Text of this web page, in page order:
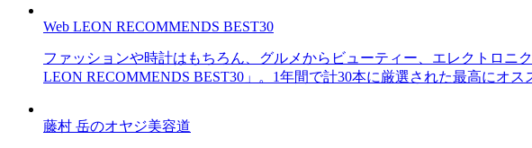
Web LEON RECOMMENDS BEST30
ファッションや時計はもちろん、グルメからビューティー、エレクトロニ
LEON RECOMMENDS BEST30」。1年間で計30本に厳選された最高にオ
藤村 岳のオヤジ美容道